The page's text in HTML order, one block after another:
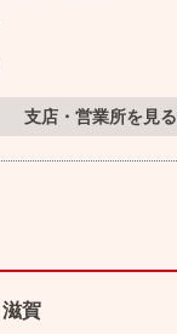
支店・営業所を見る
賀